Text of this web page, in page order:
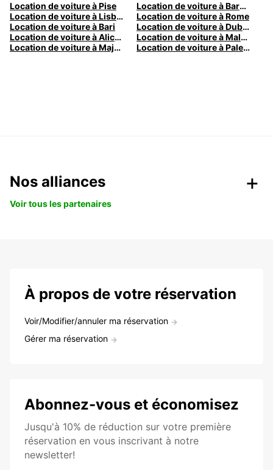
Location de voiture à Pise
Location de voiture à Barcelone
Location de voiture à Lisbonne
Location de voiture à Rome
Location de voiture à Bari
Location de voiture à Dublin
Location de voiture à Alicante
Location de voiture à Malaga
Location de voiture à Majorque
Location de voiture à Palermo
Nos alliances
Voir tous les partenaires
À propos de votre réservation
Voir/Modifier/annuler ma réservation
Gérer ma réservation
Abonnez-vous et économisez
Jusqu'à 10% de réduction sur votre première
réservation en vous inscrivant à notre
newsletter!